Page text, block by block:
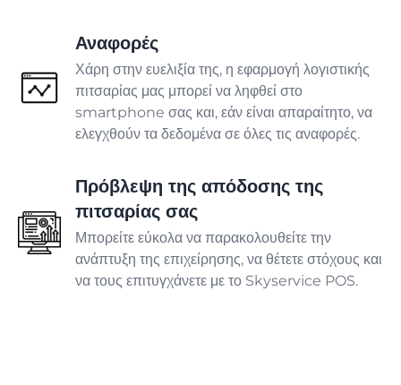
Προνόμιο
Παράδοση φαγητού
Πλυντήριο αυτοκινήτων
Νοσοκομείο
Αναφορές
Χάρη στην ευελιξία της, η εφαρμογή λογιστικής
πιτσαρίας μας μπορεί να ληφθεί στο
smartphone σας και, εάν είναι απαραίτητο, να
ελεγχθούν τα δεδομένα σε όλες τις αναφορές.
Πρόβλεψη της απόδοσης της
πιτσαρίας σας
Μπορείτε εύκολα να παρακολουθείτε την
ανάπτυξη της επιχείρησης, να θέτετε στόχους και
να τους επιτυγχάνετε με το Skyservice POS.